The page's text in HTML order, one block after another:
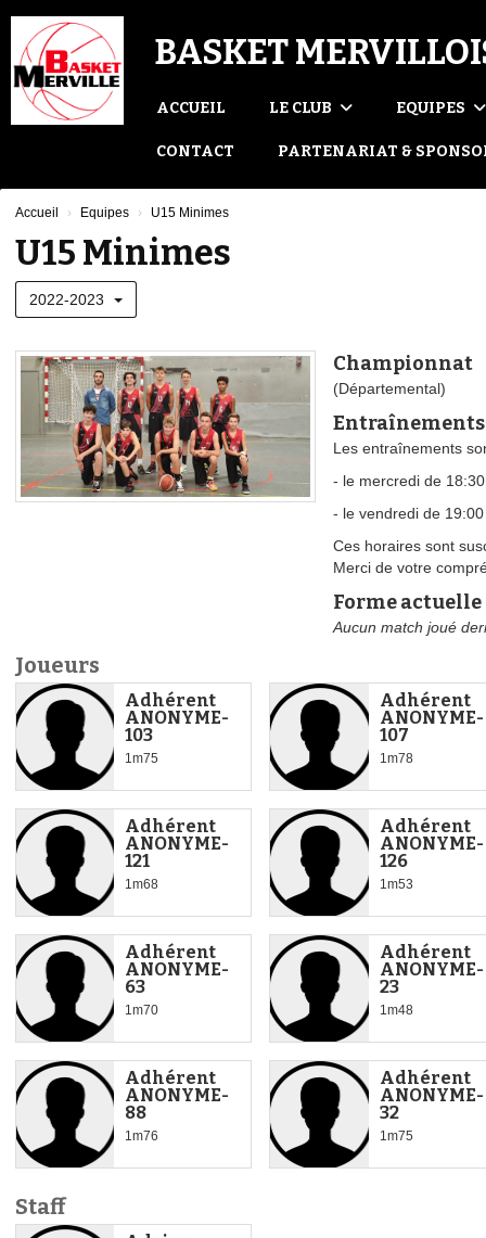
BASKET
ACCUEIL LE CLUB EQUIPES
CONTACT PARTENARIAT &
Accueil Equipes U15 Minimes
U15 Minimes
2022-2023
Championnat
(Départemental)
Entraînements
Les entraînements
- le mercredi de
- le vendredi de
Ces horaires sont
Merci de votre
Forme actuelle
Aucun match joué
Joueurs
Adhérent
ANONYME-
103
1m75
Adhérent
ANONYME-
107
1m78
Adhérent
ANONYME-
121
1m68
Adhérent
ANONYME-
126
1m53
Adhérent
ANONYME-
63
1m70
Adhérent
ANONYME-
23
1m48
Adhérent
ANONYME-
88
1m76
Adhérent
ANONYME-
32
1m75
Staff